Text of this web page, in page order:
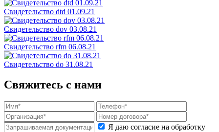
Свидетельство dtd 01.09.21
Свидетельство dov 03.08.21
Свидетельство rfm 06.08.21
Свидетельство do 31.08.21
Свяжитесь с нами
Я даю согласие на обработку